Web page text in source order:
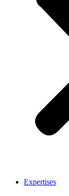
Expertises